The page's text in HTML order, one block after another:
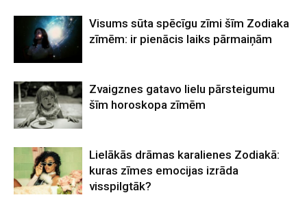
Visums sūta spēcīgu zīmi šīm Zodiaka
zīmēm: ir pienācis laiks pārmaiņām
Zvaigznes gatavo lielu pārsteigumu
šīm horoskopa zīmēm
Lielākās drāmas karalienes Zodiakā:
kuras zīmes emocijas izrāda
visspilgtāk?